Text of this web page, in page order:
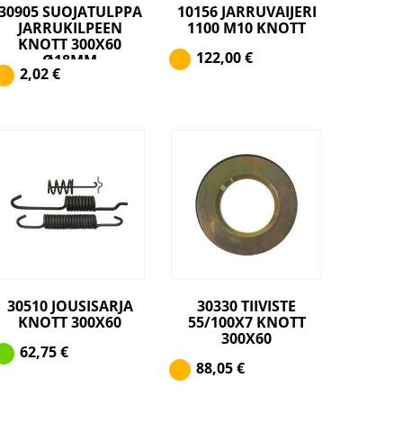
SUOJATULPPA
JARRUKILPEEN
KNOTT 300X60
Ø18MM
2,02€
10156 JARRUVAIJERI
1100 M10 KNOTT
122,00€
30510 JOUSISARJA
KNOTT 300X60
62,75€
30330 TIIVISTE
55/100X7 KNOTT
300X60
88,05€